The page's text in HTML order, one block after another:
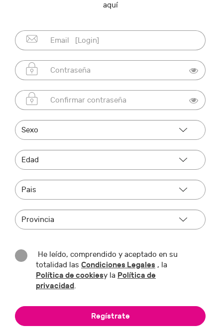
aquí
He leído, comprendido y aceptado en su
totalidad las Condiciones Legales , la
Política de cookiesy la Política de
privacidad.